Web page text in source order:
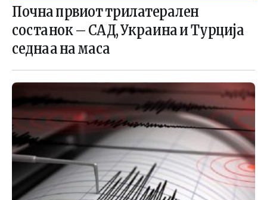
Почна првиот трилатерален
состанок – САД, Украина и Турција
седнаа на маса